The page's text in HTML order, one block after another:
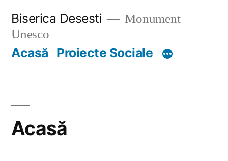
content
Biserica Desesti
Monument
Unesco
Acasă Proiecte Sociale
Acasă